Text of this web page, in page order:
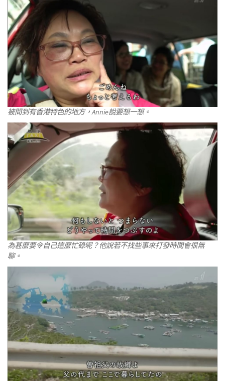
被問到有香港特色的地方，Annie說要想一想。
為甚麼要令自己這麼忙碌呢？他說若不找些事來打發時間會很無
聊。